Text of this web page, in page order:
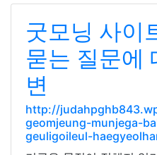
굿모닝 사이
묻는 질문에
변
http://
geomjeung-munjega-
geuligoileul-